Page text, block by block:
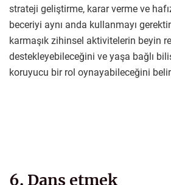
strateji geliştirme, karar verme ve
beceriyi aynı anda kullanmayı
karmaşık zihinsel aktivitelerin beyin
destekleyebileceğini ve yaşa bağlı
koruyucu bir rol oynayabileceğini
6. Dans etmek